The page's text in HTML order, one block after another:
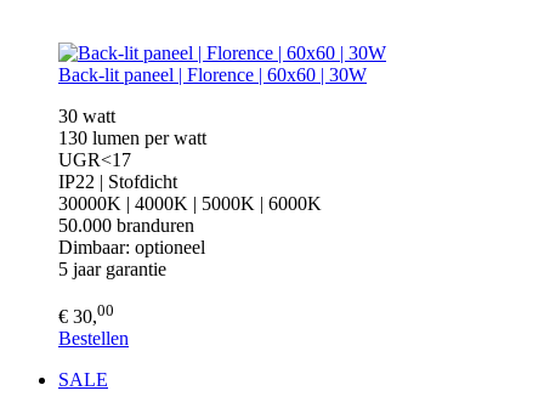
Back-lit paneel | Florence | 60x60 | 30W
30 watt
130 lumen per watt
UGR<17
IP22 | Stofdicht
30000K | 4000K | 5000K | 6000K
50.000 branduren
Dimbaar: optioneel
5 jaar garantie
€ 30,00
Bestellen
SALE